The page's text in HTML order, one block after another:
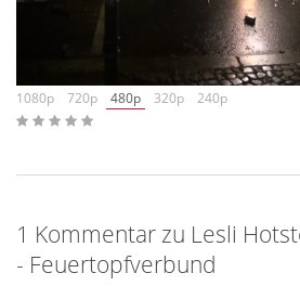
1080p
720p 480p 320p 240p
1 Kommentar zu Lesli
- Feuertopfverbund